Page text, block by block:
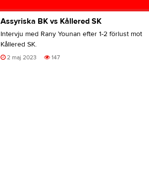
Assyriska BK vs Kållered SK
Intervju med Rany Younan efter 1-2 förlust mot
Kållered SK.
2 maj 2023 147